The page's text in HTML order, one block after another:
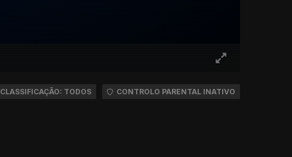
CLASSIFICAÇÃO: TODOS CONTROLO PARENTAL INATIVO